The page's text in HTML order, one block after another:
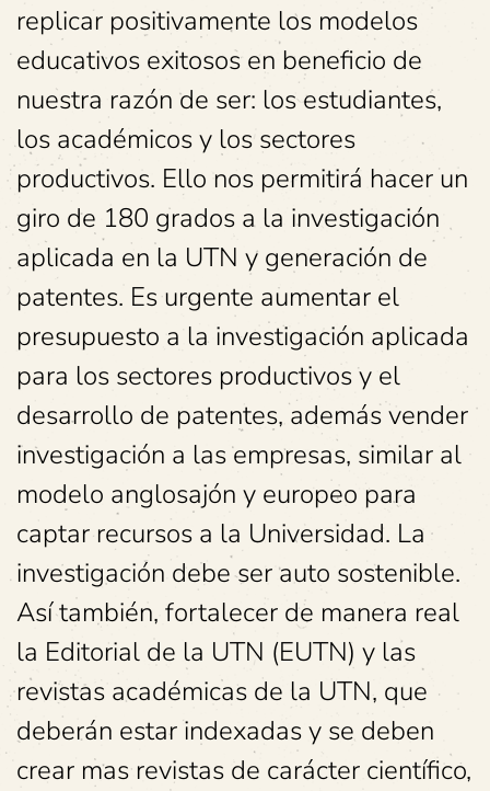
replicar positivamente los modelos
educativos exitosos en beneficio de
nuestra razón de ser: los estudiantes,
los académicos y los sectores
productivos. Ello nos permitirá hacer un
giro de 180 grados a la investigación
aplicada en la UTN y generación de
patentes. Es urgente aumentar el
presupuesto a la investigación aplicada
para los sectores productivos y el
desarrollo de patentes, además vender
investigación a las empresas, similar al
modelo anglosajón y europeo para
captar recursos a la Universidad. La
investigación debe ser auto sostenible.
Así también, fortalecer de manera real
la Editorial de la UTN (EUTN) y las
revistas académicas de la UTN, que
deberán estar indexadas y se deben
crear mas revistas de carácter científico,